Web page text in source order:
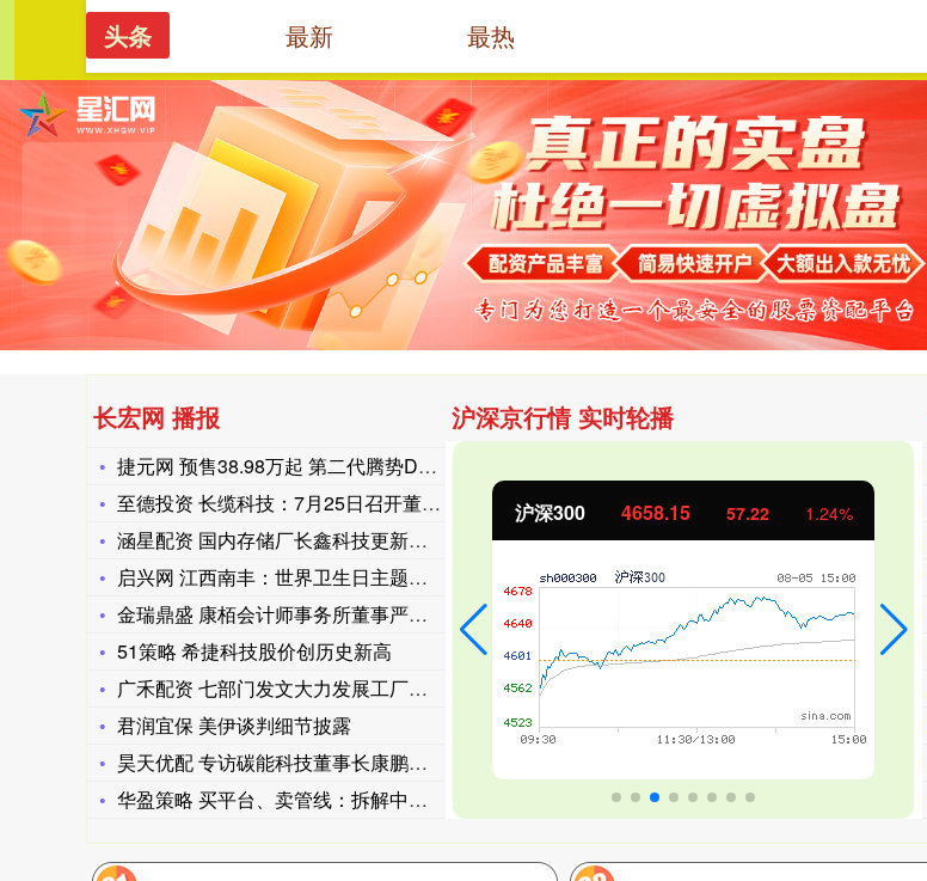
长宏网
长宏网 播报
捷元网 预售38.98万起 第二代腾势D9将4月27日上市
至德投资 长缆科技：7月25日召开董事会会议
涵星配资 国内存储厂长鑫科技更新招股书：第一季度净利润超20
启兴网 江西南丰：世界卫生日主题活动进校园
金瑞鼎盛 康栢会计师事务所董事严君贤分享内地企业出海香港合规
51策略 希捷科技股价创历史新高
广禾配资 七部门发文大力发展工厂游，明确8个重点任务！专家解
君润宜保 美伊谈判细节披露
昊天优配 专访碳能科技董事长康鹏：打造能源领域的“贝尔实验室
华盈策略 买平台、卖管线：拆解中国生物制药的创新逻辑
沪深京行情 实时轮播
沪深300 4658.15 57.22 1.24% 北证50 1119.46 25.97 2.38%
头条 最新 最热